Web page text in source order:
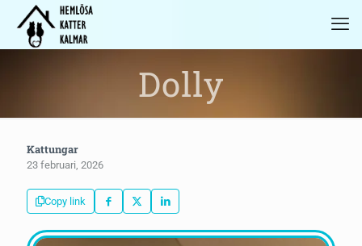
Dolly
Kattungar
23 februari, 2026
Copy link